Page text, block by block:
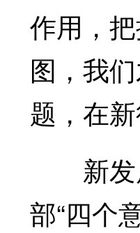
作用，
图，我
题，在
新发
部“四个